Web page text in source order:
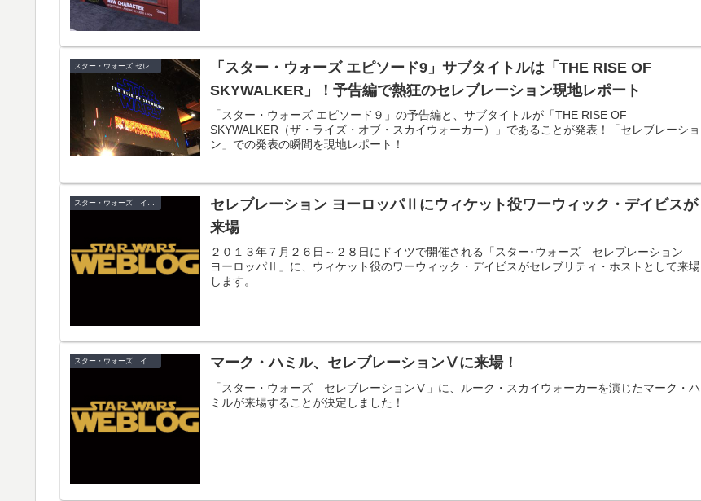
「スター・ウォーズ エピソード9」サブタイトルは「THE RISE OF
SKYWALKER」！予告編で熱狂のセレブレーション現地レポート
「スター・ウォーズ エピソード９」の予告編と、サブタイトルが「THE RISE OF
SKYWALKER（ザ・ライズ・オブ・スカイウォーカー）」であることが発表！「セレブレーショ
ン」での発表の瞬間を現地レポート！
スター・ウォーズ イベント
セレブレーション ヨーロッパⅡにウィケット役ワーウィック・デイビスが
来場
２０１３年７月２６日～２８日にドイツで開催される「スター･ウォーズ セレブレーション
ヨーロッパⅡ」に、ウィケット役のワーウィック・デイビスがセレブリティ・ホストとして来場
します。
スター・ウォーズ イベント マーク・ハミル、セレブレーションⅤに来場！
「スター・ウォーズ セレブレーションⅤ」に、ルーク・スカイウォーカーを演じたマーク・ハ
ミルが来場することが決定しました！